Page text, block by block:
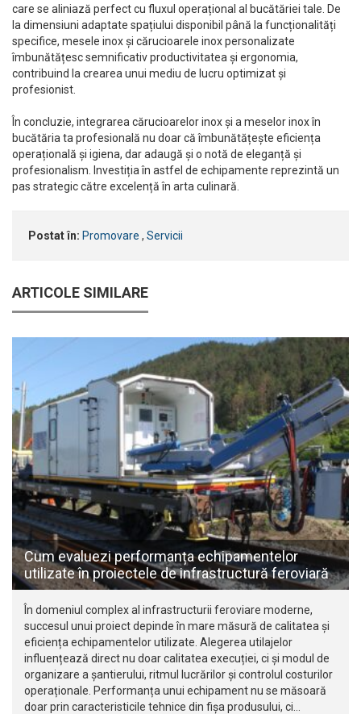
care se aliniază perfect cu fluxul operațional al bucătăriei tale. De
la dimensiuni adaptate spațiului disponibil până la funcționalități
specifice, mesele inox și cărucioarele inox personalizate
îmbunătățesc semnificativ productivitatea și ergonomia,
contribuind la crearea unui mediu de lucru optimizat și
profesionist.
În concluzie, integrarea cărucioarelor inox și a meselor inox în
bucătăria ta profesională nu doar că îmbunătățește eficiența
operațională și igiena, dar adaugă și o notă de eleganță și
profesionalism. Investiția în astfel de echipamente reprezintă un
pas strategic către excelență în arta culinară.
Postat în: Promovare , Servicii
ARTICOLE SIMILARE
Cum evaluezi performanța echipamentelor
utilizate în proiectele de infrastructură feroviară
În domeniul complex al infrastructurii feroviare moderne,
succesul unui proiect depinde în mare măsură de calitatea și
eficiența echipamentelor utilizate. Alegerea utilajelor
influențează direct nu doar calitatea execuției, ci și modul de
organizare a șantierului, ritmul lucrărilor și controlul costurilor
operaționale. Performanța unui echipament nu se măsoară
doar prin caracteristicile tehnice din fișa produsului, ci…